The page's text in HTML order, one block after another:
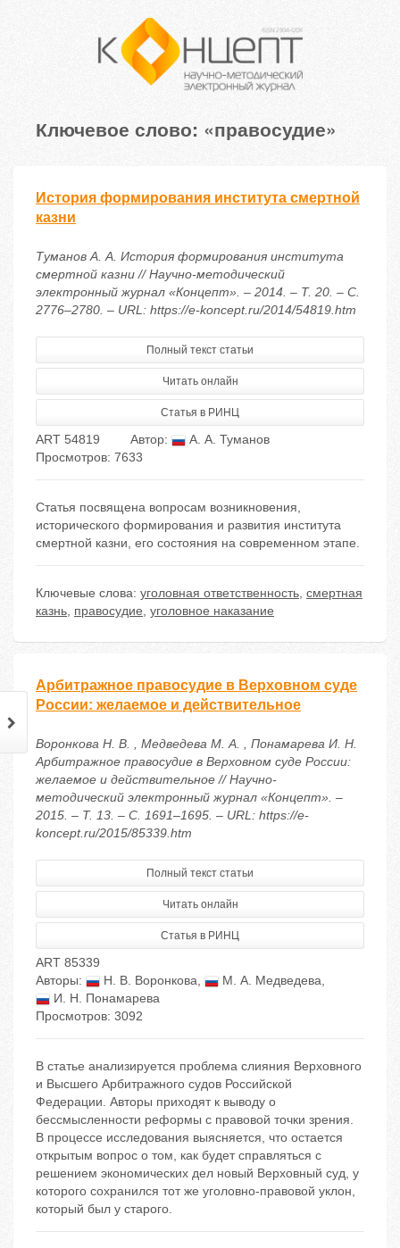
Ключевое слово: «правосудие»
История формирования института смертной
казни
Туманов А. А. История формирования института
смертной казни // Научно-методический
электронный журнал «Концепт». – 2014. – Т. 20. – С.
2776–2780. – URL: https://e-koncept.ru/2014/54819.htm
Полный текст статьи
Читать онлайн
Статья в РИНЦ
ART 54819 Автор:
А. А. Туманов
Просмотров: 7633
Статья посвящена вопросам возникновения,
исторического формирования и развития института
смертной казни, его состояния на современном этапе.
Ключевые слова: уголовная ответственность, смертная
казнь, правосудие, уголовное наказание
Арбитражное правосудие в Верховном суде
России: желаемое и действительное
Воронкова Н. В. , Медведева М. А. , Понамарева И. Н.
Арбитражное правосудие в Верховном суде России:
желаемое и действительное // Научно-
методический электронный журнал «Концепт». –
2015. – Т. 13. – С. 1691–1695. – URL: https://e-
koncept.ru/2015/85339.htm
Полный текст статьи
Читать онлайн
Статья в РИНЦ
ART 85339
Авторы:
Н. В. Воронкова, М. А. Медведева,
И. Н. Понамарева
Просмотров: 3092
В статье анализируется проблема слияния Верховного
и Высшего Арбитражного судов Российской
Федерации. Авторы приходят к выводу о
бессмысленности реформы с правовой точки зрения.
В процессе исследования выясняется, что остается
открытым вопрос о том, как будет справляться с
решением экономических дел новый Верховный суд, у
которого сохранился тот же уголовно-правовой уклон,
который был у старого.